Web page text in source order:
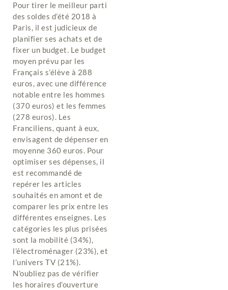
Pour tirer le meilleur parti
des soldes d’été 2018 à
Paris, il est judicieux de
planifier ses achats et de
fixer un budget. Le budget
moyen prévu par les
Français s’élève à 288
euros, avec une différence
notable entre les hommes
(370 euros) et les femmes
(278 euros). Les
Franciliens, quant à eux,
envisagent de dépenser en
moyenne 360 euros. Pour
optimiser ses dépenses, il
est recommandé de
repérer les articles
souhaités en amont et de
comparer les prix entre les
différentes enseignes. Les
catégories les plus prisées
sont la mobilité (34%),
l’électroménager (23%), et
l’univers TV (21%).
N’oubliez pas de vérifier
les horaires d’ouverture